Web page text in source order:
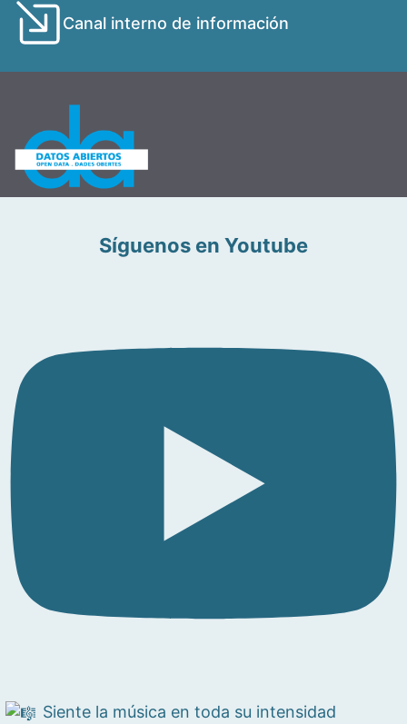
Canal interno de información
Síguenos en Youtube
Siente la música en toda su intensidad